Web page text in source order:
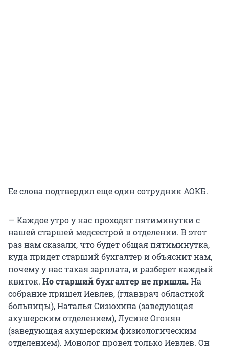
Ее слова подтвердил еще один сотрудник АОКБ.
— Каждое утро у нас проходят пятиминутки с
нашей старшей медсестрой в отделении. В этот
раз нам сказали, что будет общая пятиминутка,
куда придет старший бухгалтер и объяснит нам,
почему у нас такая зарплата, и разберет каждый
квиток. Но старший бухгалтер не пришла.На
собрание пришел Иевлев, (главврач областной
больницы), Наталья Сизюхина (заведующая
акушерским отделением), Лусине Огонян
(заведующая акушерским физиологическим
отделением). Монолог провел только Иевлев. Он